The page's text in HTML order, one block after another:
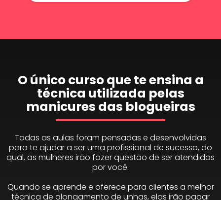
O único curso que te ensina a
técnica utilizada pelas
manicures das blogueiras
Todas as aulas foram pensadas e desenvolvidas
para te ajudar a ser uma profissional de sucesso, do
qual, as mulheres irão fazer questão de ser atendidas
por você.
Quando se aprende e oferece para clientes a melhor
técnica de alongamento de unhas, elas irão pagar